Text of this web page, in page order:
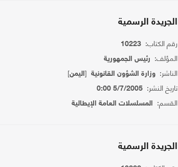
الجريدة الرسمية
رقم الكتاب: 10223
المؤلف: رئيس الجمهورية
الناشر: وزارة الشؤون القانونية[اليمن]
تاريخ النشر: 5/7/2005 0:00
القسم: المسلسلات العامة الإيطالية
الجريدة الرسمية